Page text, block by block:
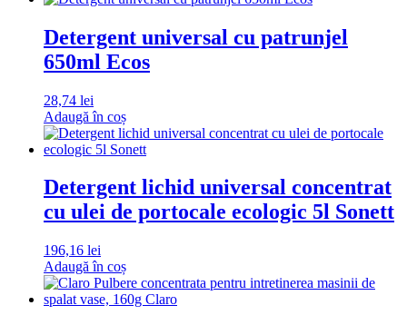
Detergent universal cu patrunjel
650ml Ecos
28,74 lei
Adaugă în coș
Detergent lichid universal concentrat
cu ulei de portocale ecologic 5l Sonett
196,16 lei
Adaugă în coș